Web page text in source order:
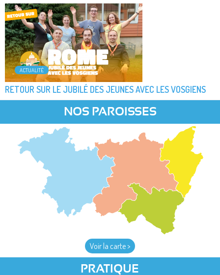
ACTUALITÉ
RETOUR SUR LE JUBILÉ DES JEUNES AVEC LES VOSGIENS
NOS PAROISSES
Voir la carte >
PRATIQUE